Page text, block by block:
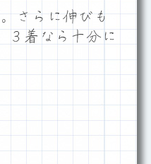
さらに伸びも
３着なら十分に